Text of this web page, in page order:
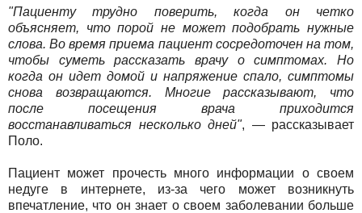
"Пациенту трудно поверить, когда он четко
объясняет, что порой не может подобрать нужные
слова. Во время приема пациент сосредоточен на том,
чтобы суметь рассказать врачу о симптомах. Но
когда он идет домой и напряжение спало, симптомы
снова возвращаются. Многие рассказывают, что
после посещения врача приходится
восстанавливаться несколько дней", — рассказывает
Поло.
Пациент может прочесть много информации о своем
недуге в интернете, из-за чего может возникнуть
впечатление, что он знает о своем заболевании больше